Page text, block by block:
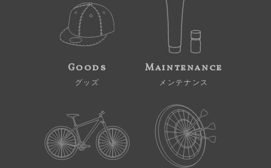
Goods
グッズ
Maintenance
メンテナンス